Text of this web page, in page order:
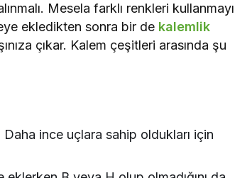
Mesela farklı renkleri kullanmayı
ekledikten sonra bir de kalemlik
çıkar. Kalem çeşitleri arasında şu
ince uçlara sahip oldukları için